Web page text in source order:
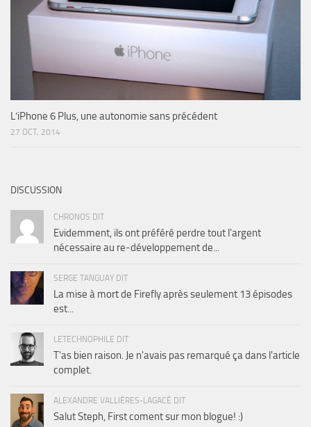
L’iPhone 6 Plus, une autonomie sans précédent
27 OCT, 2014
DISCUSSION
CHRONOS DIT
Evidemment, ils ont préféré perdre tout l'argent
nécessaire au re-développement de...
SERGE TANGUAY DIT
La mise à mort de Firefly après seulement 13 épisodes
est...
LETECHNOPHILE DIT
T'as bien raison. Je n'avais pas remarqué ça dans l'article
complet.
ALEXANDRE VALLIÈRES-LAGACÉ DIT
Salut Steph, First coment sur mon blogue! :)